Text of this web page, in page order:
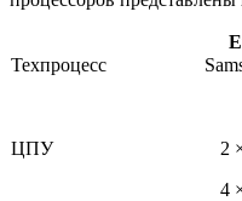
Техпроцесс
ЦПУ
2
4